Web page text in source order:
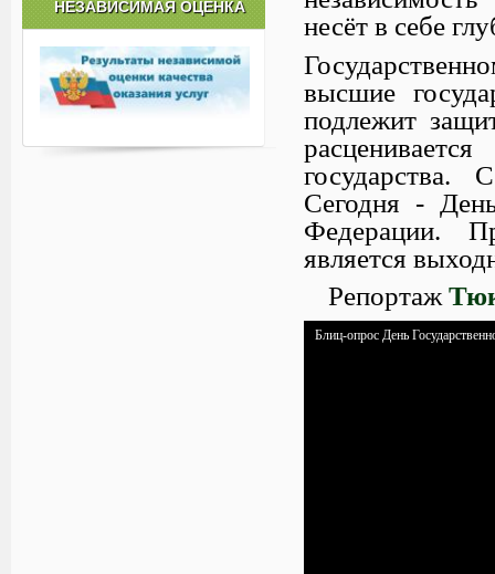
несёт в себе
высшие
подлежит
государства.
Сегодня -
Федерации.
является
Репортаж
Блиц-опрос День
НЕЗАВИСИМАЯ ОЦЕНКА